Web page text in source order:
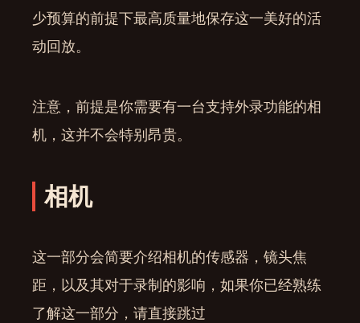
少预算的前提下最高质量地保存这一美好的活
动回放。
注意，前提是你需要有一台支持外录功能的相
机，这并不会特别昂贵。
相机
这一部分会简要介绍相机的传感器，镜头焦
距，以及其对于录制的影响，如果你已经熟练
了解这一部分，请直接跳过